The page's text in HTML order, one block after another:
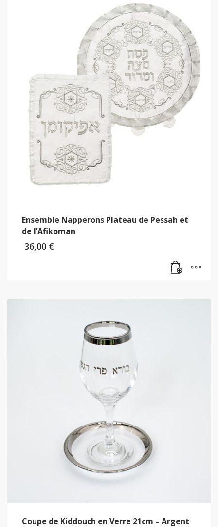
Ensemble Napperons Plateau de Pessah et
de l’Afikoman
36,00 €
Coupe de Kiddouch en Verre 21cm – Argent